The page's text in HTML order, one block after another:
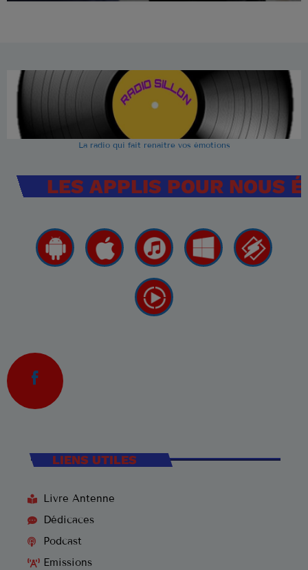
La radio qui fait renaitre vos émotions
LES APPLIS POUR NOUS
LIENS UTILES
Livre Antenne
Dédicaces
Podcast
Emissions